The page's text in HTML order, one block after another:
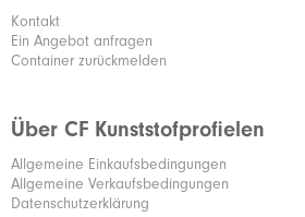
Kontakt
Ein Angebot anfragen
Container zurückmelden
Über CF Kunststofprofielen
Allgemeine Einkaufsbedingungen
Allgemeine Verkaufsbedingungen
Datenschutzerklärung